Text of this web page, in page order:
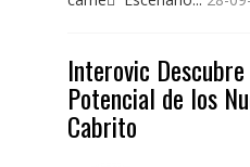
Interovic
Potencial de los
Cabrito